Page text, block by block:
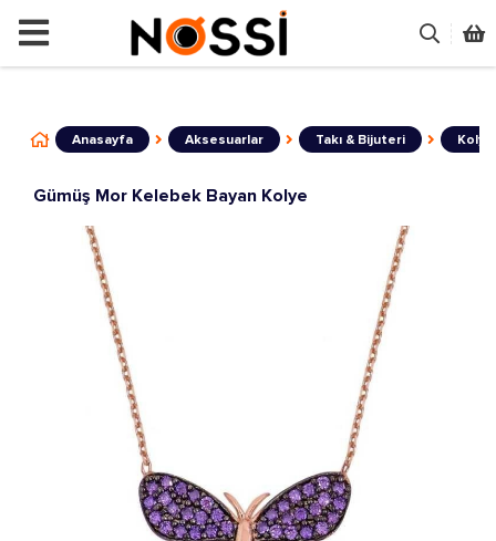
ÜRÜNLERİN TAMAMI DEMODUR
Anasayfa Aksesuarlar Takı & Bijuteri
Gümüş Mor Kelebek Bayan Kolye